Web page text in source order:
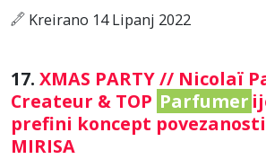
Kreirano 14 Lipanj 2022
17. XMAS PARTY // Nicolaï
Createur & TOP Parfumer
prefini koncept povezanosti
MIRISA